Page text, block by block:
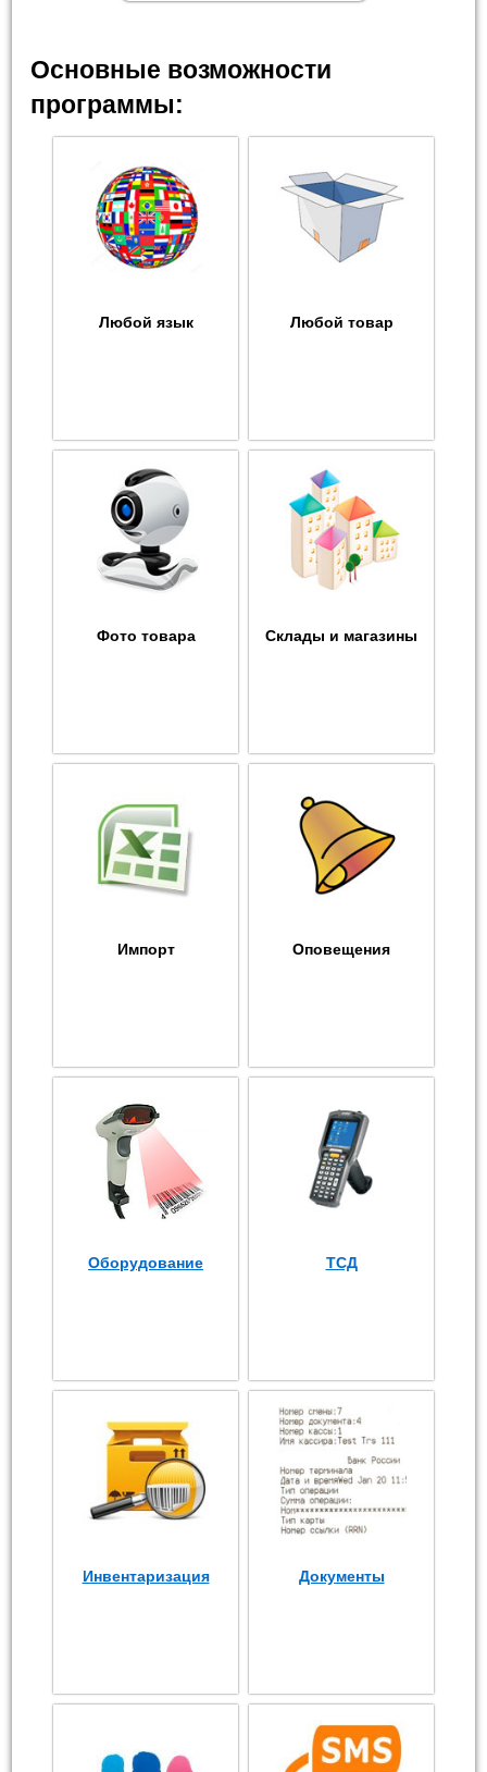
Основные возможности
программы:
Любой язык Любой товар
Фото товара Склады и магазины
Импорт Оповещения
Оборудование ТСД
Инвентаризация Документы